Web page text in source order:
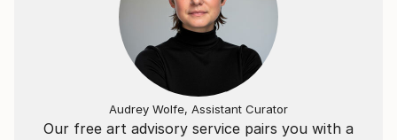
Niente è più perfetto di quello che ci circonda, di
quello che siamo e di quello che è.
"L'essenziale è invisibile agli occhi".
Our free art advisory service pairs you with a
Audrey Wolfe, Assistant Curator